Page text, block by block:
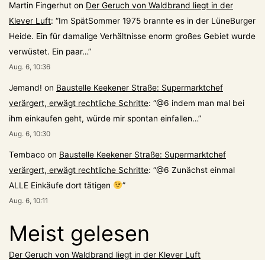
Martin Fingerhut on Der Geruch von Waldbrand liegt in der
Klever Luft: “Im SpätSommer 1975 brannte es in der LüneBurger
Heide. Ein für damalige Verhältnisse enorm großes Gebiet wurde
verwüstet. Ein paar…”
Aug. 6, 10:36
Jemand! on Baustelle Keekener Straße: Supermarktchef
verärgert, erwägt rechtliche Schritte: “@6 indem man mal bei
ihm einkaufen geht, würde mir spontan einfallen…”
Aug. 6, 10:30
Tembaco on Baustelle Keekener Straße: Supermarktchef
verärgert, erwägt rechtliche Schritte: “@6 Zunächst einmal
ALLE Einkäufe dort tätigen
”
Aug. 6, 10:11
Meist gelesen
Der Geruch von Waldbrand liegt in der Klever Luft